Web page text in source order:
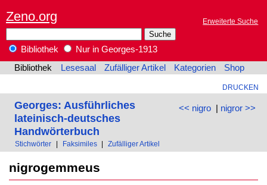
Zeno.org Erweiterte Suche
Bibliothek
Nur in Georges-1913
Bibliothek
Lesesaal Zufälliger Artikel Kategorien Shop
DRUCKEN
<< nigro| nigror >>
Georges: Ausführliches
lateinisch-deutsches
Handwörterbuch
Stichwörter Faksimiles Zufälliger Artikel
nigrogemmeus